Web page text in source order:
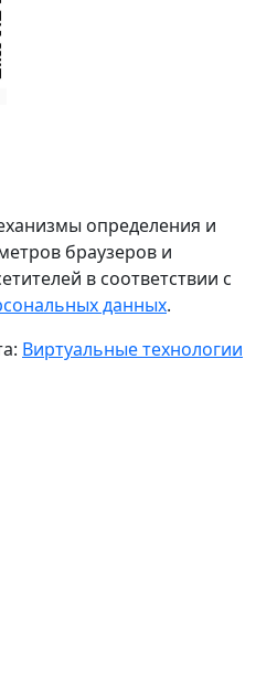
определения и
браузеров и
в соответствии с
данных.
Виртуальные технологии